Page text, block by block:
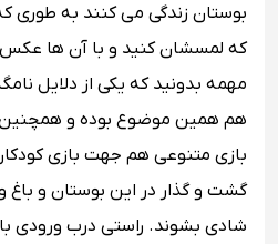
بوستان زندگی می ‌کنند به طوری
که لمسشان کنید و با آن‌ ها عکس
مهمه بدونید که یکی از دلایل
هم همین موضوع بوده و
بازی متنوعی هم جهت بازی
گشت و گذار در این بوستان و
شادی بشوند. راستی درب ورودی